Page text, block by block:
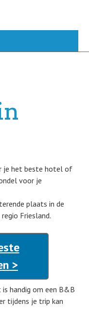
je het beste hotel of
voor je
plaats in de
Friesland.
>
handig om een B&B
tijdens je trip kan